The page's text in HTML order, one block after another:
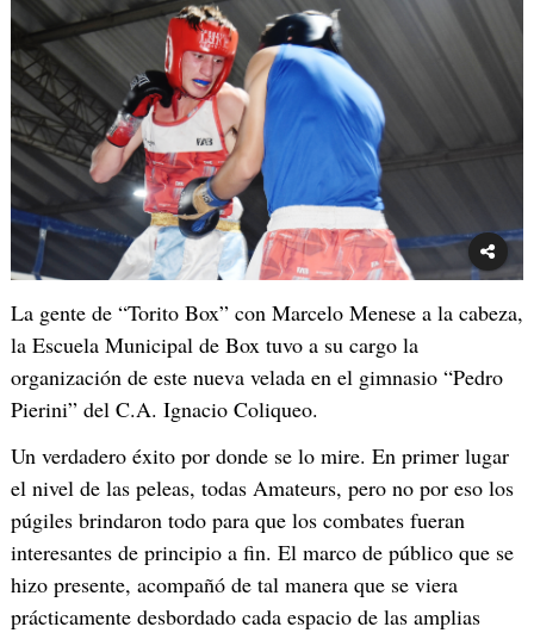
La gente de “Torito Box” con Marcelo Menese a la cabeza,
la Escuela Municipal de Box tuvo a su cargo la
organización de este nueva velada en el gimnasio “Pedro
Pierini” del C.A. Ignacio Coliqueo.
Un verdadero éxito por donde se lo mire. En primer lugar
el nivel de las peleas, todas Amateurs, pero no por eso los
púgiles brindaron todo para que los combates fueran
interesantes de principio a fin. El marco de público que se
hizo presente, acompañó de tal manera que se viera
prácticamente desbordado cada espacio de las amplias